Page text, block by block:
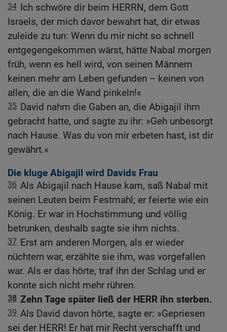
34 Ich schwöre dir beim HERRN, dem Gott
Israels, der mich davor bewahrt hat, dir etwas
zuleide zu tun: Wenn du mir nicht so schnell
entgegengekommen wärst, hätte Nabal morgen
früh, wenn es hell wird, von seinen Männern
keinen mehr am Leben gefunden – keinen von
allen, die an die Wand pinkeln!«
35 David nahm die Gaben an, die Abigajil ihm
gebracht hatte, und sagte zu ihr: »Geh unbesorgt
nach Hause. Was du von mir erbeten hast, ist dir
gewährt.«
Die kluge Abigajil wird Davids Frau
36 Als Abigajil nach Hause kam, saß Nabal mit
seinen Leuten beim Festmahl; er feierte wie ein
König. Er war in Hochstimmung und völlig
betrunken, deshalb sagte sie ihm nichts.
37 Erst am anderen Morgen, als er wieder
nüchtern war, erzählte sie ihm, was vorgefallen
war. Als er das hörte, traf ihn der Schlag und er
konnte sich nicht mehr rühren.
38 Zehn Tage später ließ der HERR ihn sterben.
39 Als David davon hörte, sagte er: »Gepriesen
sei der HERR! Er hat mir Recht verschafft und